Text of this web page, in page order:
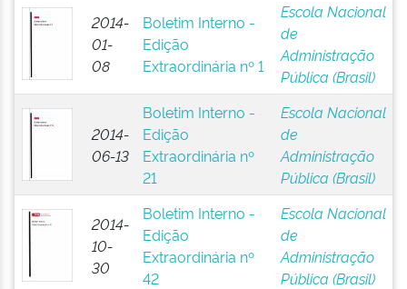
2014-
01-
08
Boletim Interno -
Edição
Extraordinária nº 1
Escola Nacional
de
Administração
Pública (Brasil)
2014-
06-13
Boletim Interno -
Edição
Extraordinária nº
21
Escola Nacional
de
Administração
Pública (Brasil)
2014-
10-
30
Boletim Interno -
Edição
Extraordinária nº
42
Escola Nacional
de
Administração
Pública (Brasil)